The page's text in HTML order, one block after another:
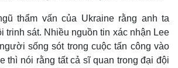
thẩm vấn của Ukraine rằng anh ta
trinh sát. Nhiều nguồn tin xác nhận Lee
sống sót trong cuộc tấn công vào
thì nói rằng tất cả sĩ quan trong đại đội